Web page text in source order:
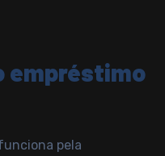
empréstimo
pela